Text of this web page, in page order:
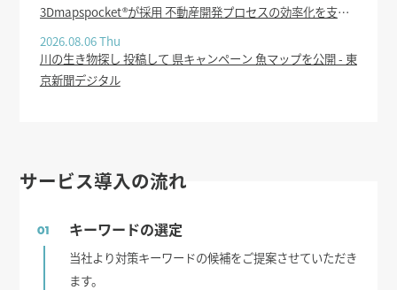
3Dmapspocket®が採用 不動産開発プロセスの効率化を支援 -
2026.08.06 Thu
川の生き物探し 投稿して 県キャンペーン 魚マップを公開 - 東
京新聞デジタル
サービス導入の流れ
01 キーワードの選定
当社より対策キーワードの候補をご提案させていただき
ます。